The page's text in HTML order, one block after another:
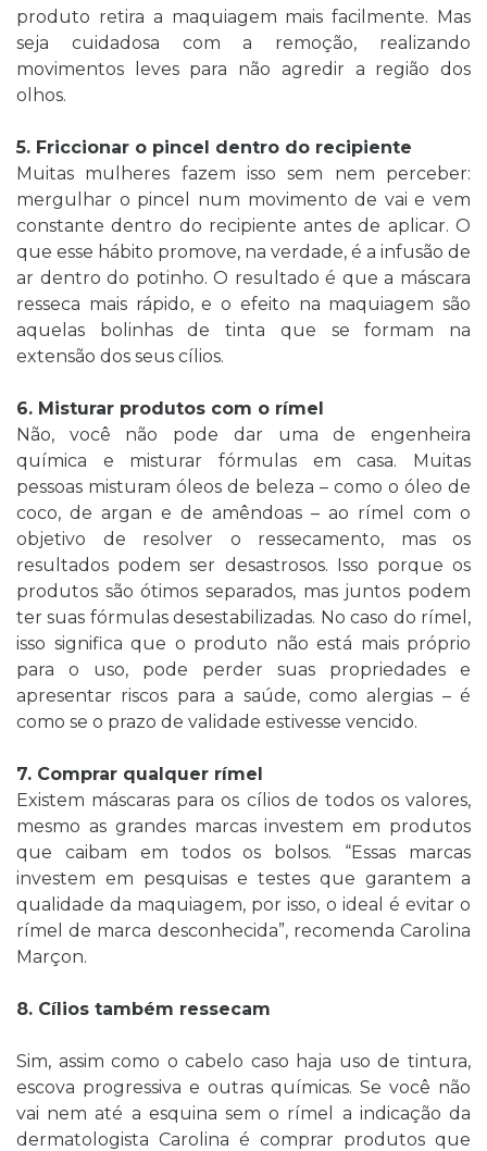
produto retira a maquiagem mais facilmente. Mas
seja cuidadosa com a remoção, realizando
movimentos leves para não agredir a região dos
olhos.
5. Friccionar o pincel dentro do recipiente
Muitas mulheres fazem isso sem nem perceber:
mergulhar o pincel num movimento de vai e vem
constante dentro do recipiente antes de aplicar. O
que esse hábito promove, na verdade, é a infusão de
ar dentro do potinho. O resultado é que a máscara
resseca mais rápido, e o efeito na maquiagem são
aquelas bolinhas de tinta que se formam na
extensão dos seus cílios.
6. Misturar produtos com o rímel
Não, você não pode dar uma de engenheira
química e misturar fórmulas em casa. Muitas
pessoas misturam óleos de beleza – como o óleo de
coco, de argan e de amêndoas – ao rímel com o
objetivo de resolver o ressecamento, mas os
resultados podem ser desastrosos. Isso porque os
produtos são ótimos separados, mas juntos podem
ter suas fórmulas desestabilizadas. No caso do rímel,
isso significa que o produto não está mais próprio
para o uso, pode perder suas propriedades e
apresentar riscos para a saúde, como alergias – é
como se o prazo de validade estivesse vencido.
7. Comprar qualquer rímel
Existem máscaras para os cílios de todos os valores,
mesmo as grandes marcas investem em produtos
que caibam em todos os bolsos. “Essas marcas
investem em pesquisas e testes que garantem a
qualidade da maquiagem, por isso, o ideal é evitar o
rímel de marca desconhecida”, recomenda Carolina
Marçon.
8. Cílios também ressecam
Sim, assim como o cabelo caso haja uso de tintura,
escova progressiva e outras químicas. Se você não
vai nem até a esquina sem o rímel a indicação da
dermatologista Carolina é comprar produtos que